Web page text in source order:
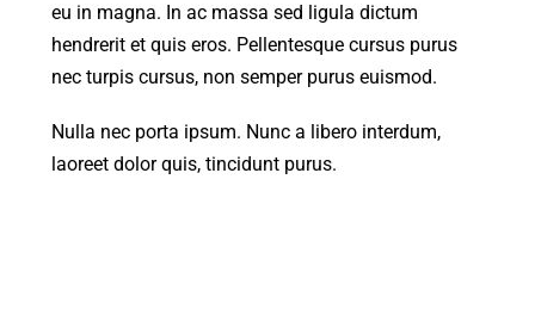
eu in magna. In ac massa sed ligula dictum
hendrerit et quis eros. Pellentesque cursus purus
nec turpis cursus, non semper purus euismod.
Nulla nec porta ipsum. Nunc a libero interdum,
laoreet dolor quis, tincidunt purus.